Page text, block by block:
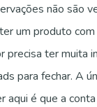
não são
um produto
precisa ter muita
para fechar. A
é que a conta